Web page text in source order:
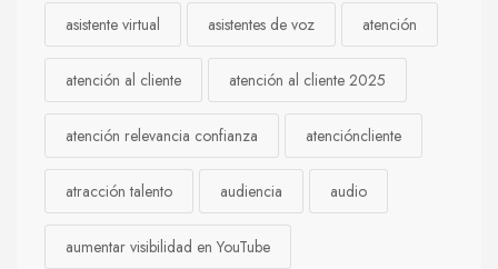
asistente virtual asistentes de voz atención
atención al cliente atención al cliente 2025
atención relevancia confianza atencióncliente
atracción talento audiencia audio
aumentar visibilidad en YouTube